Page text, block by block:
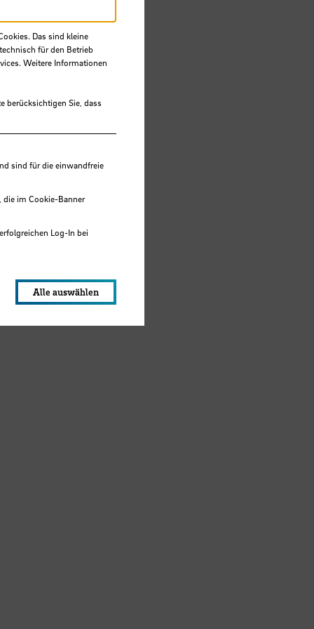
Das sind kleine
für den Betrieb
Weitere Informationen
berücksichtigen Sie, dass
sind für die einwandfreie
die im Cookie-Banner
Log-In bei
Alle auswählen